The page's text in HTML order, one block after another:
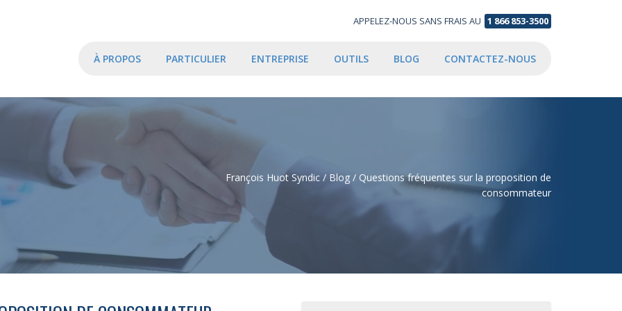
APPELEZ-NOUS SANS FRAIS AU 1 866 853-3500
À PROPOS PARTICULIER ENTREPRISE OUTILS BLOG CONTACTEZ-NOUS
François Huot Syndic / Blog /Questions fréquentes sur la proposition de
consommateur